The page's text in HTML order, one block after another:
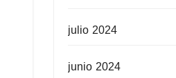
julio 2024
junio 2024